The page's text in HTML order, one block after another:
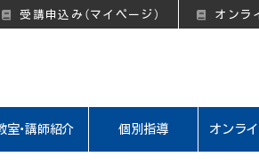
受講申込み（マイページ） オンラ
室・講師紹介 個別指導 オンラ